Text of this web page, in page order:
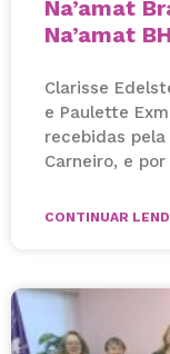
Na’amat
Na’amat
Clarisse
e Paulette
recebidas pela
Carneiro, e
CONTINUAR